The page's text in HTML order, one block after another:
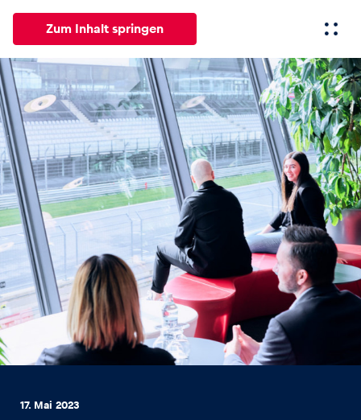
Zum Inhalt springen
Alle News Events Erlebnisse Seiten
News
Alle anzeigen
Events
Alle anzeigen
17. Mai 2023